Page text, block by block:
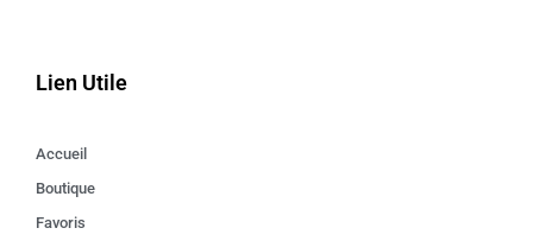
Lien Utile
Accueil
Boutique
Favoris